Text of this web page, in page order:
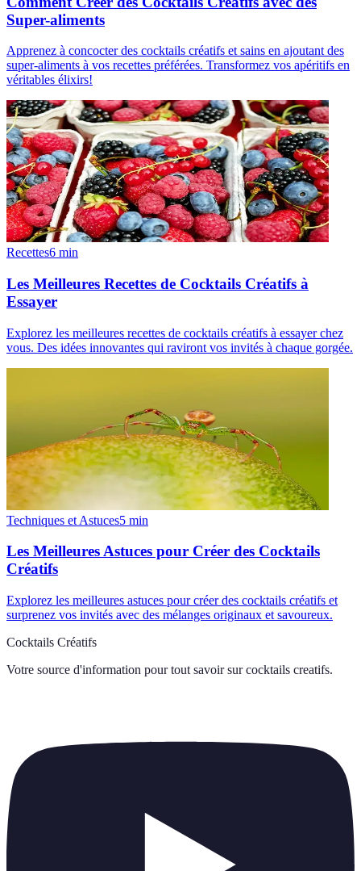
Super-aliments
Apprenez à concocter des cocktails créatifs et sains en ajoutant des
super-aliments à vos recettes préférées. Transformez vos apéritifs en
véritables élixirs!
Recettes6 min
Les Meilleures Recettes de Cocktails Créatifs à
Essayer
Explorez les meilleures recettes de cocktails créatifs à essayer chez
vous. Des idées innovantes qui raviront vos invités à chaque gorgée.
Techniques et Astuces5 min
Les Meilleures Astuces pour Créer des Cocktails
Créatifs
Explorez les meilleures astuces pour créer des cocktails créatifs et
surprenez vos invités avec des mélanges originaux et savoureux.
Cocktails Créatifs
Votre source d'information pour tout savoir sur cocktails creatifs.